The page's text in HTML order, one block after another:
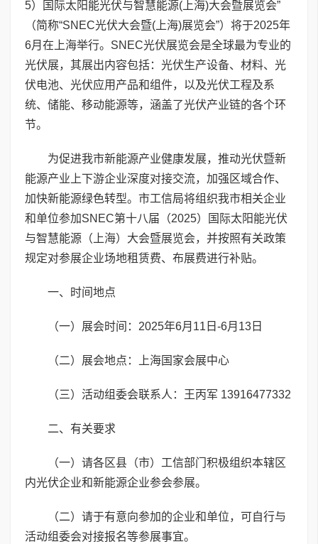
5）国际太阳能光伏与智慧能源(上海)大会暨展览会”
（简称“SNEC光伏大会暨(上海)展览会”）将于2025年
6月在上海举行。SNEC光伏展览会是全球最为专业的
光伏展，其展出内容包括：光伏生产设备、材料、光
伏电池、光伏应用产品和组件，以及光伏工程及系
统、储能、移动能源等，涵盖了光伏产业链的各个环
节。
为促进我市新能源产业健康发展，推动光伏暨新
能源产业上下游企业深度对接交流，加强区域合作、
加快新能源绿色转型。市工信局将组织我市相关企业
和单位参加SNEC第十八届（2025）国际太阳能光伏
与智慧能源（上海）大会暨展览会，并按照有关政策
规定对参展企业场地租赁费、布展费进行补贴。
一、时间地点
（一）展会时间：2025年6月11日-6月13日
（二）展会地点：上海国家会展中心
（三）活动组委会联系人：王丙军 13916477332
二、有关要求
（一）请各区县（市）工信部门积极组织本辖区
内光伏企业和新能源企业参会参展。
（二）请于有意向参加的企业和单位，可自行与
活动组委会对接报名等参展事宜。